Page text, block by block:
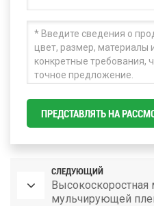
ПРЕДСТАВЛЯТЬ НА
СЛЕДУЮЩИЙ
мульчирующей